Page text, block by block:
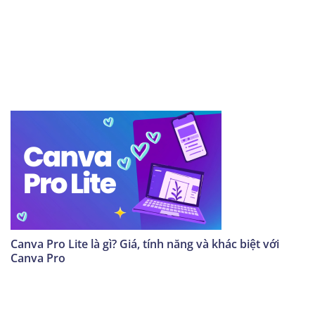
Canva Pro Lite là gì? Giá, tính năng và khác biệt với
Canva Pro